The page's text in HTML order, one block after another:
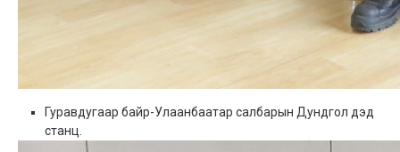
Гуравдугаар байр-Улаанбаатар салбарын Дундгол дэд
станц.